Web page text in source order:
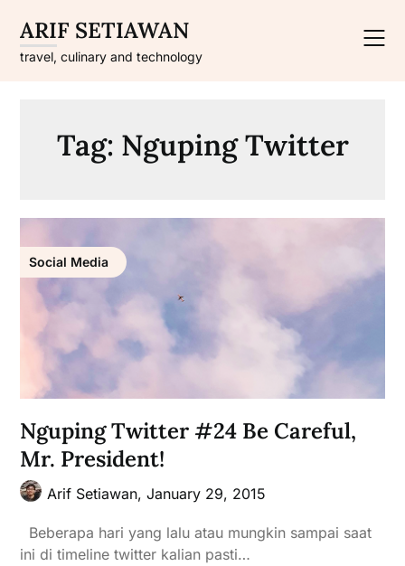
content
ARIF SETIAWAN
travel, culinary and technology
Tag: Nguping Twitter
Social Media
Nguping Twitter #24 Be Careful,
Mr. President!
Arif Setiawan,January 29, 2015
Beberapa hari yang lalu atau mungkin sampai saat
ini di timeline twitter kalian pasti…